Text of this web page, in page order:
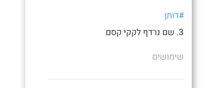
#דותן
3. שם נרדף לקקי קסם
שימושים